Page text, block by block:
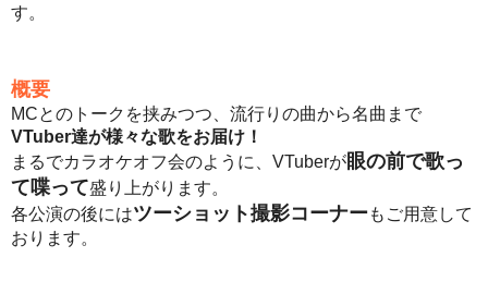
す。
概要
MCとのトークを挟みつつ、流行りの曲から名曲まで
VTuber達が様々な歌をお届け！
まるでカラオケオフ会のように、VTuberが眼の前で歌っ
て喋って盛り上がります。
各公演の後にはツーショット撮影コーナーもご用意して
おります。